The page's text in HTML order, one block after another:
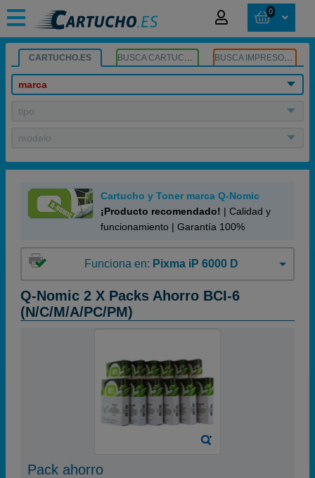
0
CARTUCHO.ES BUSCA CARTUCHOS BUSCA IMPRESORA
marca
tipo
modelo
Cartucho y Toner marca Q-Nomic
¡Producto recomendado! | Calidad y
funcionamiento | Garantía 100%
Funciona en: Pixma iP 6000 D
Q-Nomic 2 X Packs Ahorro BCI-6
(N/C/M/A/PC/PM)
Pack ahorro